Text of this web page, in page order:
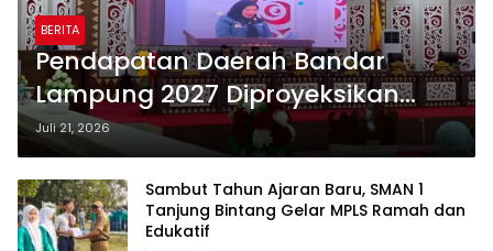
BERITA
Pendapatan Daerah Bandar
Lampung 2027 Diproyeksikan
Capai Rp2,7 Triliun
Juli 21, 2026
Sambut Tahun Ajaran Baru, SMAN 1
Tanjung Bintang Gelar MPLS Ramah dan
Edukatif